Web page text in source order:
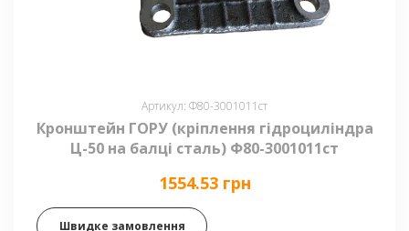
Артикул: Ф80-3001011ст
Кронштейн ГОРУ (кріплення гідроциліндра
Ц-50 на балці сталь) Ф80-3001011ст
1554.53 грн
Швидке замовлення